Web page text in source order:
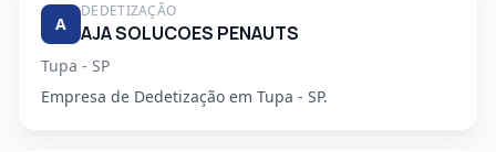
A
DEDETIZAÇÃO
AJA SOLUCOES PENAUTS
Tupa - SP
Empresa de Dedetização em Tupa - SP.